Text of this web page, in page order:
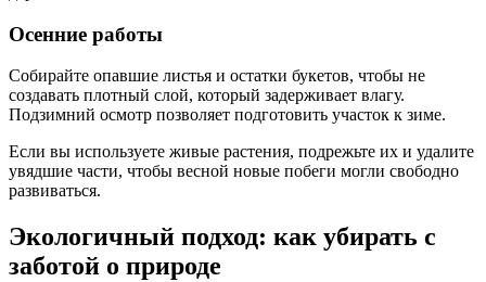
Осенние работы
Собирайте опавшие листья и остатки букетов, чтобы не
создавать плотный слой, который задерживает влагу.
Подзимний осмотр позволяет подготовить участок к зиме.
Если вы используете живые растения, подрежьте их и удалите
увядшие части, чтобы весной новые побеги могли свободно
развиваться.
Экологичный подход: как убирать с
заботой о природе